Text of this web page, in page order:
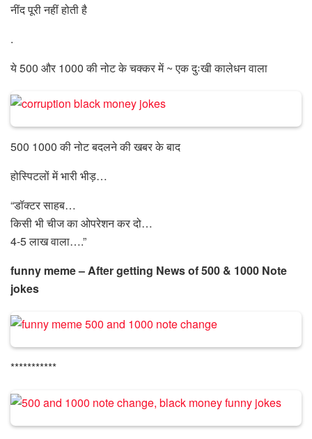
नींद पूरी नहीं होती है
.
ये 500 और 1000 की नोट के चक्कर में ~ एक दुःखी कालेधन वाला
500 1000 की नोट बदलने की खबर के बाद
होस्पिटलों में भारी भीड़…
“डॉक्टर साहब…
किसी भी चीज का ओपरेशन कर दो…
4-5 लाख वाला….”
funny meme – After getting News of 500 & 1000 Note
jokes
***********